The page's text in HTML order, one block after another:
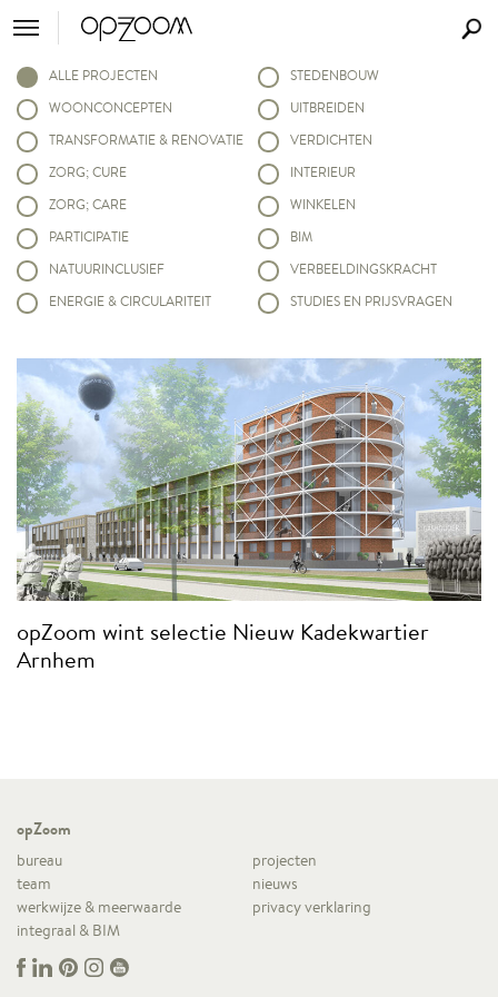
ALLE PROJECTEN
WOONCONCEPTEN
TRANSFORMATIE & RENOVATIE
ZORG; CURE
ZORG; CARE
PARTICIPATIE
NATUURINCLUSIEF
ENERGIE & CIRCULARITEIT
STEDENBOUW
UITBREIDEN
VERDICHTEN
INTERIEUR
WINKELEN
BIM
VERBEELDINGSKRACHT
STUDIES EN PRIJSVRAGEN
opZoom wint selectie Nieuw Kadekwartier
Arnhem
opZoom
bureau
projecten
team
nieuws
werkwijze & meerwaarde
privacy verklaring
integraal & BIM